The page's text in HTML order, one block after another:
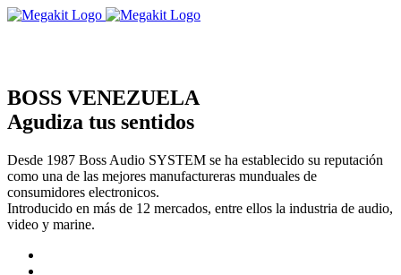
BOSS VENEZUELA
Agudiza tus sentidos
Desde 1987 Boss Audio SYSTEM se ha establecido su reputación
como una de las mejores manufactureras munduales de
consumidores electronicos.
Introducido en más de 12 mercados, entre ellos la industria de audio,
video y marine.